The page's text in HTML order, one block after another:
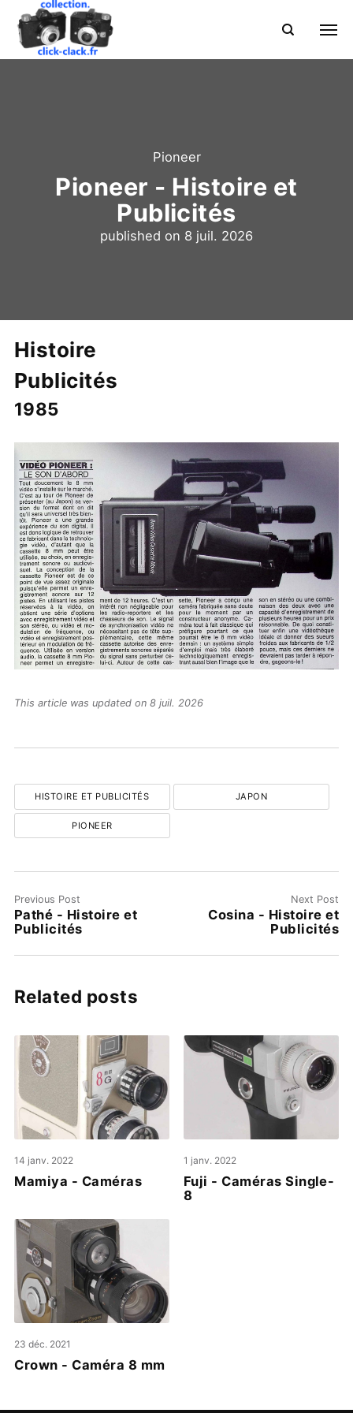
Pioneer
Pioneer - Histoire et
Publicités
published on 8 juil. 2026
Histoire
Publicités
1985
This article was updated on 8 juil. 2026
HISTOIRE ET PUBLICITÉS JAPON
PIONEER
Previous Post
Pathé - Histoire et
Publicités
Next Post
Cosina - Histoire et
Publicités
Related posts
14 janv. 2022
Mamiya - Caméras
1 janv. 2022
Fuji - Caméras Single-
8
23 déc. 2021
Crown - Caméra 8 mm